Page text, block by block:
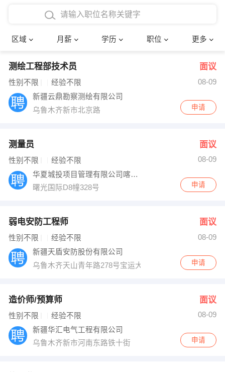
区域 月薪 学历 职位 更多
4000-5000元
8000-12000元
12000-20000元
博士
文员
财务会计
网络IT
快递员
收银员 技术员/工程师
出纳
编辑
跟单
其他职位
确定
测绘工程部技术员 面议
性别不限 经验不限
08-09
新疆云鼎勘察测绘有限公司
乌鲁木齐新市北京路
申请
测量员 面议
性别不限 经验不限
08-09
华夏城投项目管理有限公司喀什分公司
曙光国际D8幢328号
申请
弱电安防工程师 面议
性别不限 经验不限
08-09
新疆天盾安防股份有限公司
乌鲁木齐天山青年路278号宝运大厦
申请
造价师/预算师 面议
性别不限 经验不限
08-09
新疆华汇电气工程有限公司
乌鲁木齐新市河南东路铁十街
申请